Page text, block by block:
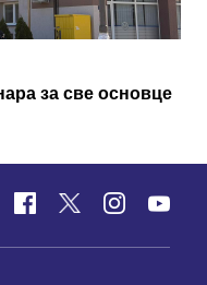
за све основце